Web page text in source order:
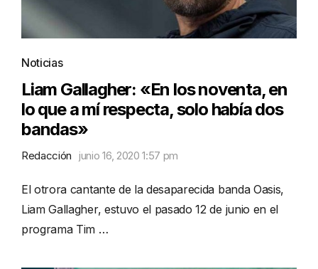
Noticias
Liam Gallagher: «En los noventa, en
lo que a mí respecta, solo había dos
bandas»
Redacción junio 16, 2020 1:57 pm
El otrora cantante de la desaparecida banda Oasis,
Liam Gallagher, estuvo el pasado 12 de junio en el
programa Tim …